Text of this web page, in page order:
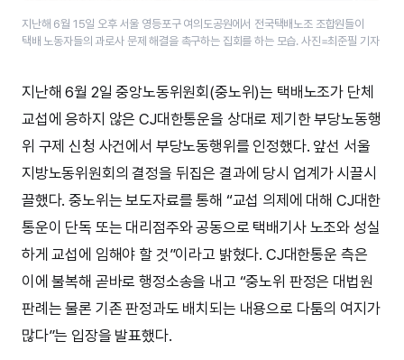
지난해 6월 15일 오후 서울 영등포구 여의도공원에서 전국택배노조 조합원들이
택배 노동자들의 과로사 문제 해결을 촉구하는 집회를 하는 모습. 사진=최준필 기자
지난해 6월 2일 중앙노동위원회(중노위)는 택배노조가 단체
교섭에 응하지 않은 CJ대한통운을 상대로 제기한 부당노동행
위 구제 신청 사건에서 부당노동행위를 인정했다. 앞선 서울
지방노동위원회의 결정을 뒤집은 결과에 당시 업계가 시끌시
끌했다. 중노위는 보도자료를 통해 “교섭 의제에 대해 CJ대한
통운이 단독 또는 대리점주와 공동으로 택배기사 노조와 성실
하게 교섭에 임해야 할 것”이라고 밝혔다. CJ대한통운 측은
이에 불복해 곧바로 행정소송을 내고 “중노위 판정은 대법원
판례는 물론 기존 판정과도 배치되는 내용으로 다툼의 여지가
많다”는 입장을 발표했다.